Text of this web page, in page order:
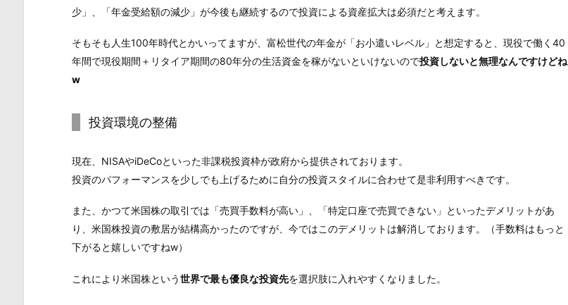
少」、「年金受給額の減少」が今後も継続するので投資による資産拡大は必須だと考えます。
そもそも人生100年時代とかいってますが、富松世代の年金が「お小遣いレベル」と想定すると、現役で働く40
年間で現役期間＋リタイア期間の80年分の生活資金を稼がないといけないので投資しないと無理なんですけどね
w
投資環境の整備
現在、NISAやiDeCoといった非課税投資枠が政府から提供されております。
投資のパフォーマンスを少しでも上げるために自分の投資スタイルに合わせて是非利用すべきです。
また、かつて米国株の取引では「売買手数料が高い」、「特定口座で売買できない」といったデメリットがあ
り、米国株投資の敷居が結構高かったのですが、今ではこのデメリットは解消しております。（手数料はもっと
下がると嬉しいですねw）
これにより米国株という世界で最も優良な投資先を選択肢に入れやすくなりました。